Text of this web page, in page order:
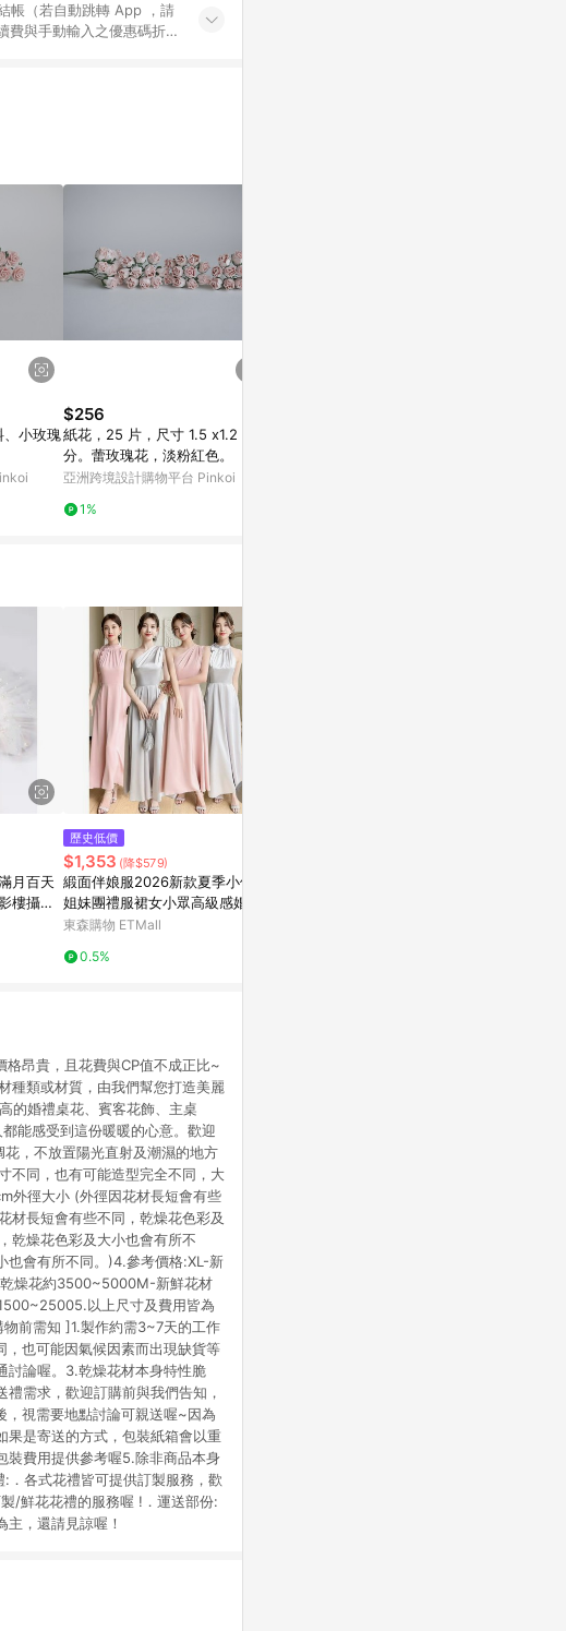
帳（若自動跳轉 App ，請
費與手動輸入之優惠碼折
7. 點數將於出貨後 45 天
APP 並完成訂單，不
、小玫瑰
$256
紙花，25 片，尺寸 1.5 x1.2 公
分。蕾玫瑰花，淡粉紅色。
亞洲跨境設計購物平台 Pinkoi
1%
月百天
樓攝影
歷史低價
$1,353 (降$579)
緞面伴娘服2026新款夏季小個子
姐妹團禮服裙女小眾高級感婚禮
晨袍
東森購物 ETMall
0.5%
昂貴，且花費與CP值不成正比~
種類或材質，由我們幫您打造美麗
的婚禮桌花、賓客花飾、主桌
能感受到這份暖暖的心意。歡迎
，不放置陽光直射及潮濕的地方
不同，也有可能造型完全不同，大
外徑大小 (外徑因花材長短會有些
材長短會有些不同，乾燥花色彩及
乾燥花色彩及大小也會有所不
也會有所不同。)4.參考價格:XL-新
燥花約3500~5000M-新鮮花材
以上尺寸及費用皆為
前需知 ]1.製作約需3~7天的工作
也可能因氣候因素而出現缺貨等
討論喔。3.乾燥花材本身特性脆
需求，歡迎訂購前與我們告知，
，視需要地點討論可親送喔~因為
果是寄送的方式，包裝紙箱會以重
裝費用提供參考喔5.除非商品本身
各式花禮皆可提供訂製服務，歡
/鮮花花禮的服務喔 !．運送部份:
，還請見諒喔！